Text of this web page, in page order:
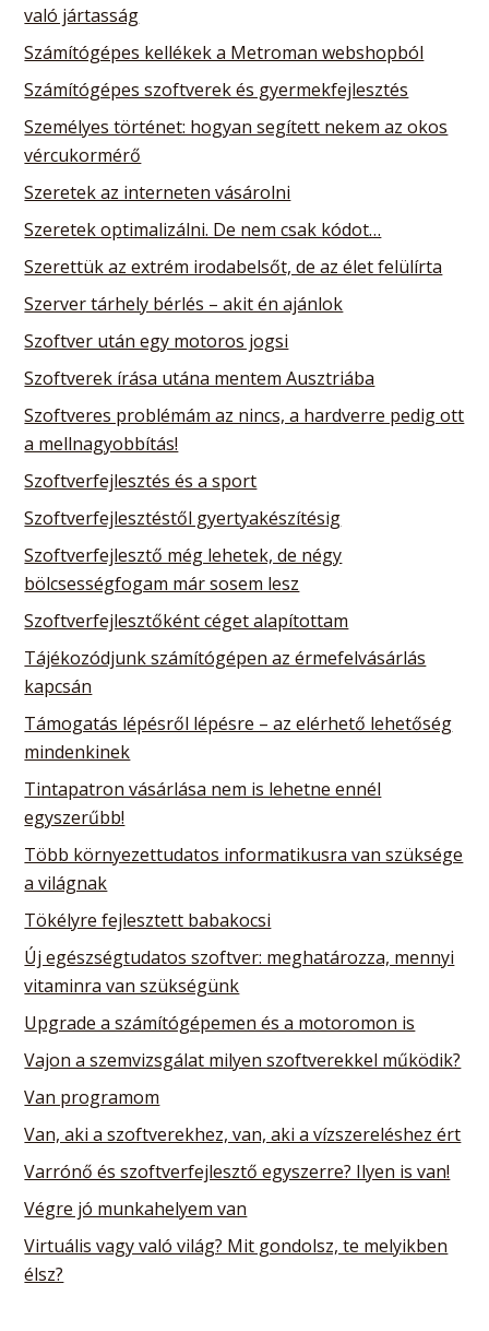
való jártasság
Számítógépes kellékek a Metroman webshopból
Számítógépes szoftverek és gyermekfejlesztés
Személyes történet: hogyan segített nekem az okos
vércukormérő
Szeretek az interneten vásárolni
Szeretek optimalizálni. De nem csak kódot…
Szerettük az extrém irodabelsőt, de az élet felülírta
Szerver tárhely bérlés – akit én ajánlok
Szoftver után egy motoros jogsi
Szoftverek írása utána mentem Ausztriába
Szoftveres problémám az nincs, a hardverre pedig ott
a mellnagyobbítás!
Szoftverfejlesztés és a sport
Szoftverfejlesztéstől gyertyakészítésig
Szoftverfejlesztő még lehetek, de négy
bölcsességfogam már sosem lesz
Szoftverfejlesztőként céget alapítottam
Tájékozódjunk számítógépen az érmefelvásárlás
kapcsán
Támogatás lépésről lépésre – az elérhető lehetőség
mindenkinek
Tintapatron vásárlása nem is lehetne ennél
egyszerűbb!
Több környezettudatos informatikusra van szüksége
a világnak
Tökélyre fejlesztett babakocsi
Új egészségtudatos szoftver: meghatározza, mennyi
vitaminra van szükségünk
Upgrade a számítógépemen és a motoromon is
Vajon a szemvizsgálat milyen szoftverekkel működik?
Van programom
Van, aki a szoftverekhez, van, aki a vízszereléshez ért
Varrónő és szoftverfejlesztő egyszerre? Ilyen is van!
Végre jó munkahelyem van
Virtuális vagy való világ? Mit gondolsz, te melyikben
élsz?